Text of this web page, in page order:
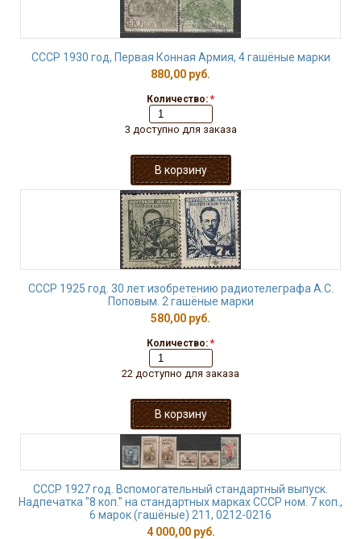
СССР 1930 год, Первая Конная Армия, 4 гашёные марки
880,00 руб.
Количество: *
3 доступно для заказа
СССР 1925 год. 30 лет изобретению радиотелеграфа А.С.
Поповым. 2 гашёные марки
580,00 руб.
Количество: *
22 доступно для заказа
СССР 1927 год. Вспомогательный стандартный выпуск.
Надпечатка "8 коп." на стандартных марках СССР ном. 7 коп.,
6 марок (гашёные) 211, 0212-0216
4 000,00 руб.